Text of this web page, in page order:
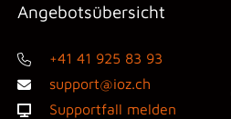
Angebotsübersicht
+41 41 925 83 93
support@ioz.ch
Supportfall melden